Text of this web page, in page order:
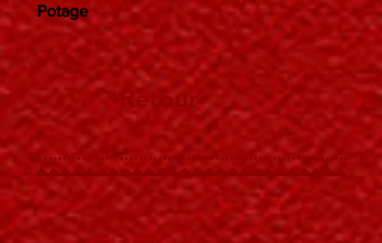
Potage
Retour